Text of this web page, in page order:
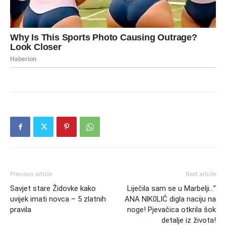
Previous article
Savjet stare Židovke kako
uvijek imati novca – 5 zlatnih
pravila
Next article
Liječila sam se u Marbelji…”
ANA NlK0LlĆ digla naciju na
noge! Pjevačica otkrila šok
detalje iz života!